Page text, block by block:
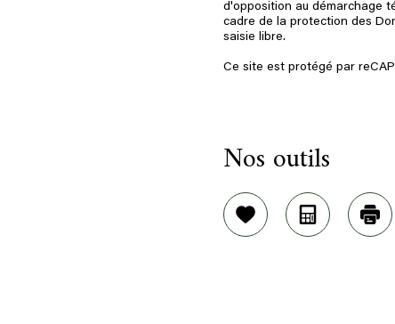
d'opposition au démarchage
cadre de la protection des
saisie libre.
Ce site est protégé par
Nos outils
SélectionnerCalculatrice